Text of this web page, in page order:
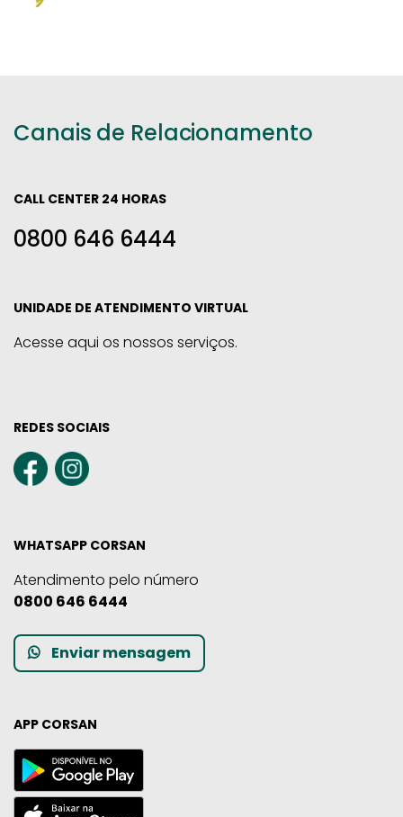
Canais de Relacionamento
CALL CENTER 24 HORAS
0800 646 6444
UNIDADE DE ATENDIMENTO VIRTUAL
Acesse aqui os nossos serviços.
REDES SOCIAIS
WHATSAPP CORSAN
Atendimento pelo número
0800 646 6444
Enviar mensagem
APP CORSAN